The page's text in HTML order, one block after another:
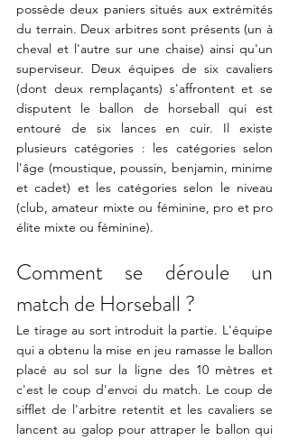
possède deux paniers situés aux extrémités
du terrain. Deux arbitres sont présents (un à
cheval et l'autre sur une chaise) ainsi qu'un
superviseur. Deux équipes de six cavaliers
(dont deux remplaçants) s'affrontent et se
disputent le ballon de horseball qui est
entouré de six lances en cuir. Il existe
plusieurs catégories : les catégories selon
l'âge (moustique, poussin, benjamin, minime
et cadet) et les catégories selon le niveau
(club, amateur mixte ou féminine, pro et pro
élite mixte ou féminine).
Comment se déroule un
match de Horseball ?
Le tirage au sort introduit la partie. L'équipe
qui a obtenu la mise en jeu ramasse le ballon
placé au sol sur la ligne des 10 mètres et
c'est le coup d'envoi du match. Le coup de
sifflet de l'arbitre retentit et les cavaliers se
lancent au galop pour attraper le ballon qui